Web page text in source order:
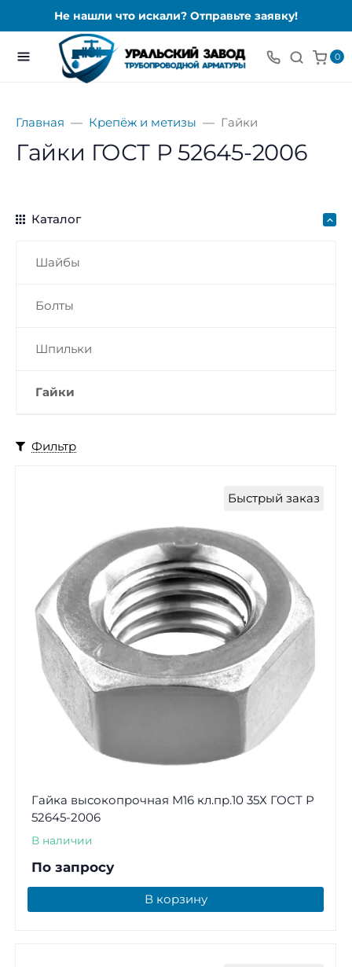
Не нашли что искали? Отправьте заявку!
0
Главная Крепёж и метизы Гайки
Гайки ГОСТ Р 52645-2006
Каталог
Шайбы
Болты
Шпильки
Гайки
Фильтр
Быстрый заказ
Гайка высокопрочная М16 кл.пр.10 35Х ГОСТ Р
52645-2006
В наличии
По запросу
В корзину